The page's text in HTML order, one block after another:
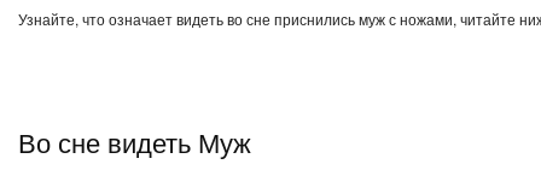
Узнайте, что означает видеть во сне приснились муж с ножами, читайте
Во сне видеть Муж